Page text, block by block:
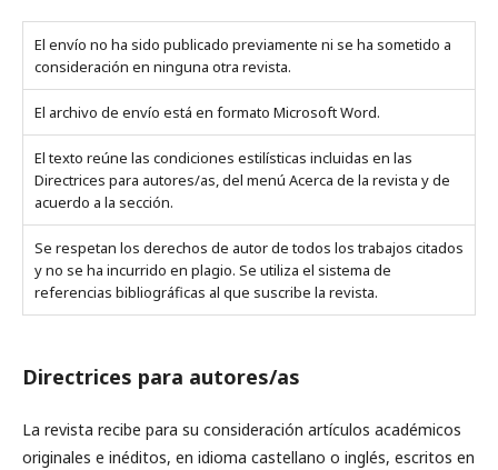
El envío no ha sido publicado previamente ni se ha sometido a
consideración en ninguna otra revista.
El archivo de envío está en formato Microsoft Word.
El texto reúne las condiciones estilísticas incluidas en las
Directrices para autores/as, del menú Acerca de la revista y de
acuerdo a la sección.
Se respetan los derechos de autor de todos los trabajos citados
y no se ha incurrido en plagio. Se utiliza el sistema de
referencias bibliográficas al que suscribe la revista.
Directrices para autores/as
La revista recibe para su consideración artículos académicos
originales e inéditos, en idioma castellano o inglés, escritos en